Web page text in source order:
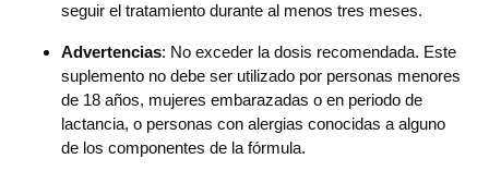
seguir el tratamiento durante al menos tres meses.
Advertencias: No exceder la dosis recomendada. Este
suplemento no debe ser utilizado por personas menores
de 18 años, mujeres embarazadas o en periodo de
lactancia, o personas con alergias conocidas a alguno
de los componentes de la fórmula.